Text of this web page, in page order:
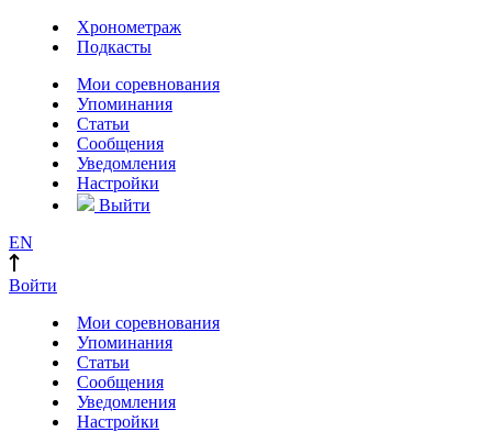
Хронометраж
Подкасты
Мои соревнования
Упоминания
Статьи
Сообщения
Уведомления
Настройки
Выйти
EN
Войти
Мои соревнования
Упоминания
Статьи
Сообщения
Уведомления
Настройки